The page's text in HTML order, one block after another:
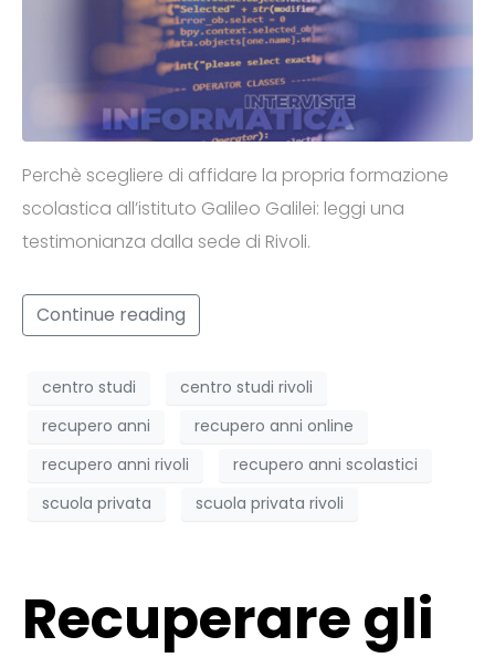
Perchè scegliere di affidare la propria formazione
scolastica all’istituto Galileo Galilei: leggi una
testimonianza dalla sede di Rivoli.
Continue reading
centro studi
centro studi rivoli
recupero anni
recupero anni online
recupero anni rivoli
recupero anni scolastici
scuola privata
scuola privata rivoli
Recuperare gli